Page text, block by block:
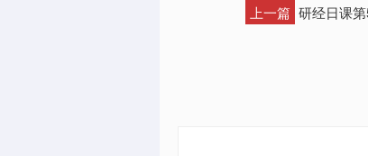
上一篇 研经日课